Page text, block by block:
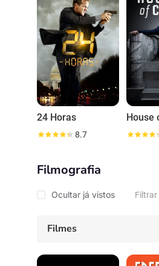
24 Horas
8.7
House
Filmografia
Ocultar já vistos Filtrar
Filmes